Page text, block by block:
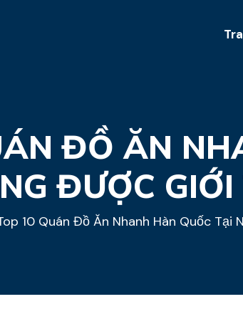
ĐỒ ĂN
ĐƯỢC GIỚI
10 Quán Đồ Ăn Nhanh Hàn Quốc Tại